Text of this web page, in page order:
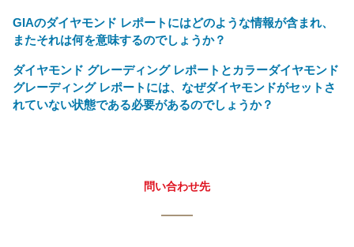
GIAのダイヤモンド レポートにはどのような情報が含まれ、
またそれは何を意味するのでしょうか？
ダイヤモンド グレーディング レポートとカラーダイヤモンド
グレーディング レポートには、なぜダイヤモンドがセットさ
れていない状態である必要があるのでしょうか？
問い合わせ先